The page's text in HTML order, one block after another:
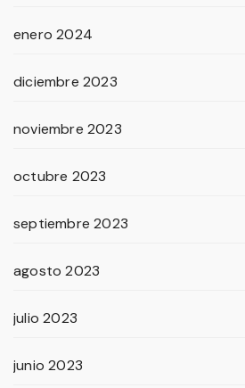
enero 2024
diciembre 2023
noviembre 2023
octubre 2023
septiembre 2023
agosto 2023
julio 2023
junio 2023